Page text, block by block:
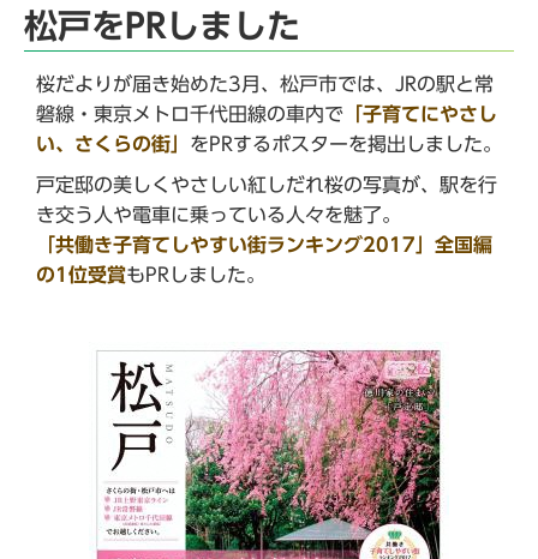
松戸をPRしました
桜だよりが届き始めた3月、松戸市では、JRの駅と常
磐線・東京メトロ千代田線の車内で 「子育てにやさし
い、さくらの街」 をPRするポスターを掲出しました。
戸定邸の美しくやさしい紅しだれ桜の写真が、駅を行
き交う人や電車に乗っている人々を魅了。
「共働き子育てしやすい街ランキング2017」全国編
の1位受賞もPRしました。